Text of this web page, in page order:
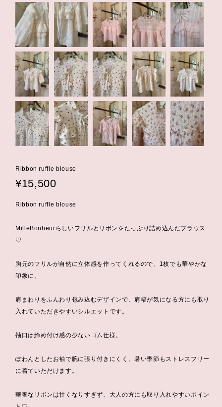
Ribbon ruffle blouse
¥15,500
Ribbon ruffle blouse
MilleBonheurらしいフリルとリボンをたっぷり詰め込んだブラウス
♡
胸元のフリルが自然に立体感を作ってくれるので、1枚でも華やかな
印象に。
肩まわりをふんわり包み込むデザインで、肩幅が気になる方にも取り
入れていただきやすいシルエットです。
袖口は締め付け感の少ないゴム仕様。
ぽわんとしたお袖で腕に張り付きにくく、暑い季節もストレスフリー
に着ていただけます。
華奢なリボンは甘くなりすぎず、大人の方にも取り入れやすいポイン